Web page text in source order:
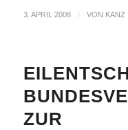
3. APRIL 2008 / VON KANZ
ZUR